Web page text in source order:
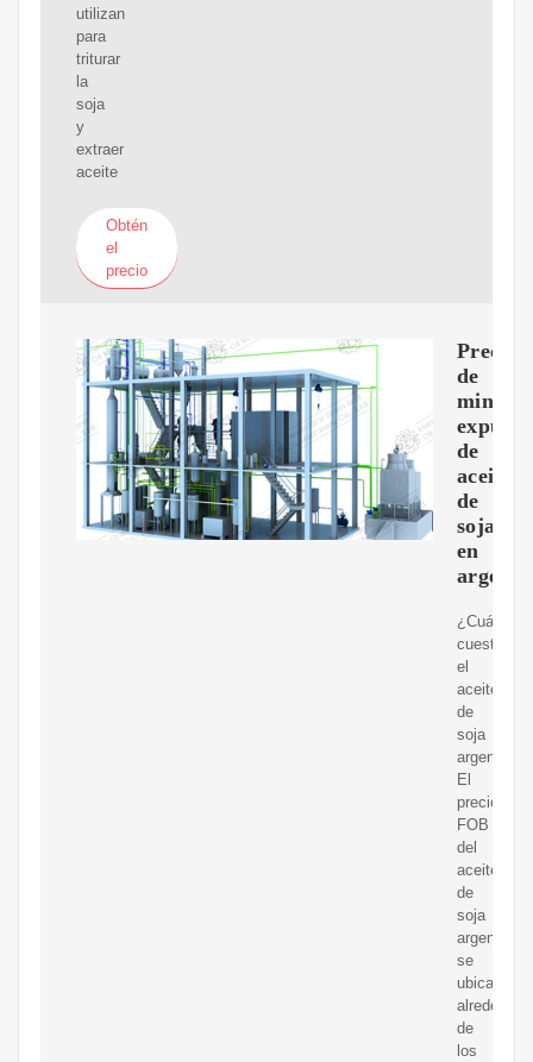
utilizan
para
triturar
la
soja
y
extraer
aceite
Obtén
el
precio
Precio
de
mini
de
aceite
de
soja
en
¿Cuánto
cuesta
el
aceite
de
soja
argentino?
El
precio
FOB
del
aceite
de
soja
argentino
se
ubica
alrededor
de
los